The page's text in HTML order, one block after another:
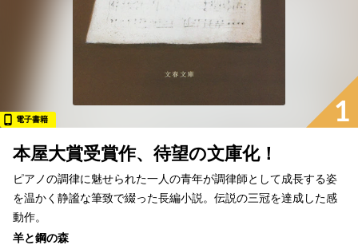
1
電子書籍
本屋大賞受賞作、待望の文庫化！
ピアノの調律に魅せられた一人の青年が調律師として成長する姿
を温かく静謐な筆致で綴った長編小説。伝説の三冠を達成した感
動作。
羊と鋼の森